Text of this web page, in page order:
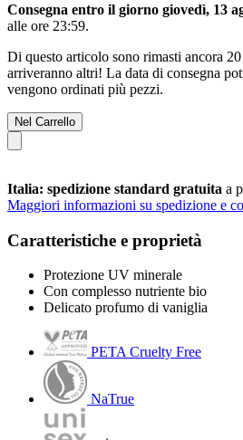
Consegna entro il giorno giovedì, 13
alle ore 23:59.
Di questo articolo sono rimasti ancora
arriveranno altri! La data di consegna
vengono ordinati più pezzi.
Nel Carrello
Italia: spedizione standard gratuita a
Maggiori informazioni su spedizione e
Caratteristiche e proprietà
Protezione UV minerale
Con complesso nutriente bio
Delicato profumo di vaniglia
PETA Cruelty Free
NaTrue